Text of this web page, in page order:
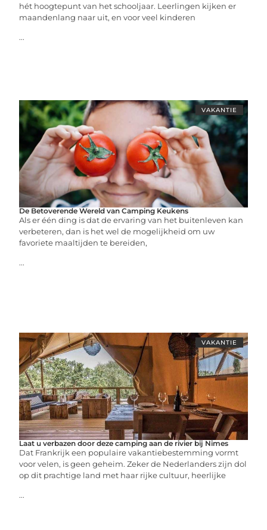
hét hoogtepunt van het schooljaar. Leerlingen kijken er
maandenlang naar uit, en voor veel kinderen
...
VAKANTIE
De Betoverende Wereld van Camping Keukens
Als er één ding is dat de ervaring van het buitenleven kan
verbeteren, dan is het wel de mogelijkheid om uw
favoriete maaltijden te bereiden,
...
VAKANTIE
Laat u verbazen door deze camping aan de rivier bij Nimes
Dat Frankrijk een populaire vakantiebestemming vormt
voor velen, is geen geheim. Zeker de Nederlanders zijn dol
op dit prachtige land met haar rijke cultuur, heerlijke
...